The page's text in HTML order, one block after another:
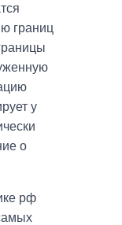
границ
у
о
рф